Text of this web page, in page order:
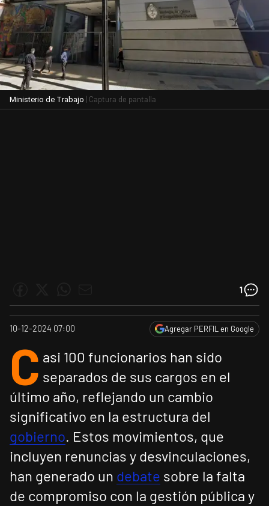
Ministerio de Trabajo | Captura de pantalla
1
10-12-2024 07:00 Agregar PERFIL en Google
C asi 100 funcionarios han sido
separados de sus cargos en el
último año, reflejando un cambio
significativo en la estructura del
gobierno. Estos movimientos, que
incluyen renuncias y desvinculaciones,
han generado un debate sobre la falta
de compromiso con la gestión pública y